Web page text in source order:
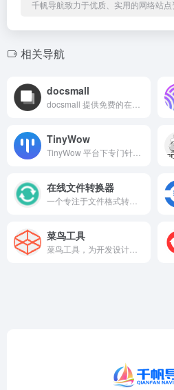
千帆导航致力于优质、实用的网络站点
相关导航
docsmall
docsmall 提供免费的在线图片、GIF、PDF处理，包括图片压缩、裁剪、改尺寸，PDF合并、分割、压缩、页面调整等功能。
TinyWow
TinyWow 平台下专门针对 PDF 文件的在线处理工具集合，无需下载安装软件，通过浏览器即可直接使用，能满足日常办公、学习中对 PDF 文件的多种操作需求
在线文件转换器
一个专注于文件格式转换的工具集合，能帮助用户将不同类型的文件在常用格式间相互转换，解决日常办公、学习、多媒体处理中因格式不兼容导致的使用问题
菜鸟工具
菜鸟工具，为开发设计人员提供在线工具，网址导航，提供在线PHP、Python、 CSS、JS 调试，中文简繁体转换，进制转换等工具。致力于打造国内专业WEB开发工具，集成开发环境，WEB开发教程。..